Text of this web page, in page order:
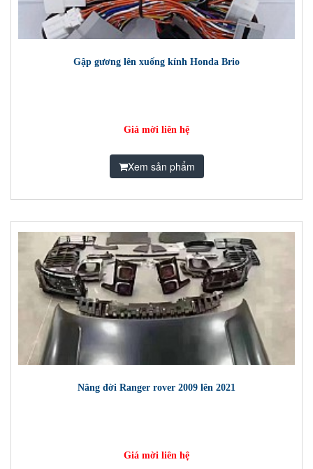
Gập gương lên xuống kính Honda Brio
Giá mời liên hệ
Xem sản phẩm
Nâng đời Ranger rover 2009 lên 2021
Giá mời liên hệ